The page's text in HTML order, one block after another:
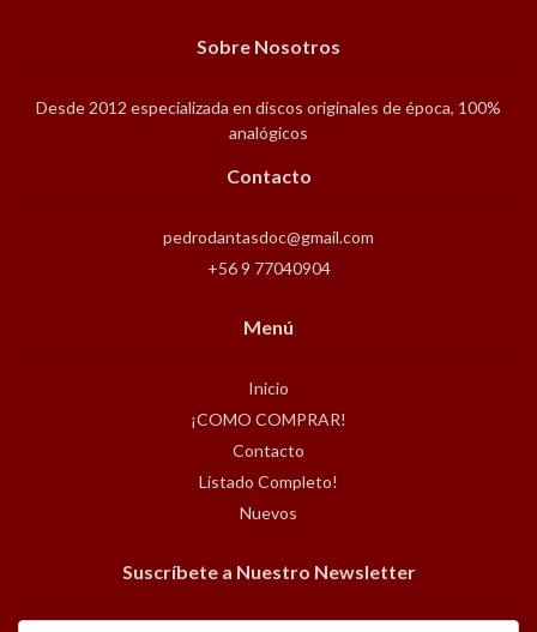
Sobre Nosotros
Desde 2012 especializada en discos originales de época, 100%
analógicos
Contacto
pedrodantasdoc@gmail.com
+56 9 77040904
Menú
Inicio
¡COMO COMPRAR!
Contacto
Listado Completo!
Nuevos
Suscríbete a Nuestro Newsletter